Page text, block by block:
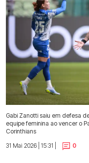
Gabi Zanotti saiu em defesa
equipe feminina ao vencer o
Corinthians
31 Mai 2026 | 15:31 |
0